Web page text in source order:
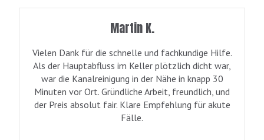
Martin K.
Vielen Dank für die schnelle und fachkundige Hilfe.
Als der Hauptabfluss im Keller plötzlich dicht war,
war die Kanalreinigung in der Nähe in knapp 30
Minuten vor Ort. Gründliche Arbeit, freundlich, und
der Preis absolut fair. Klare Empfehlung für akute
Fälle.